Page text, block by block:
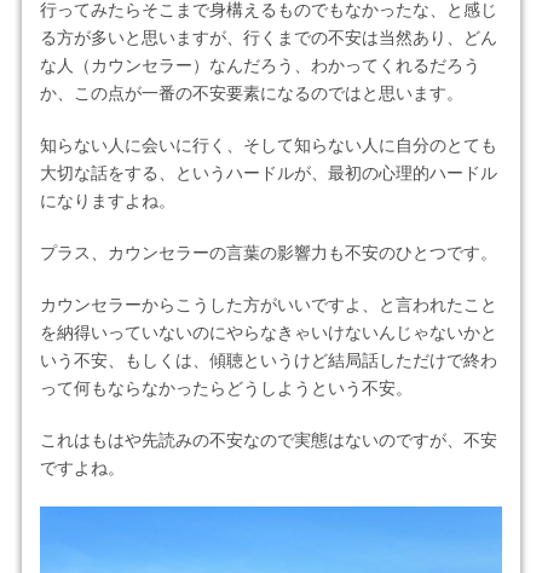
行ってみたらそこまで身構えるものでもなかったな、と感じ
る方が多いと思いますが、行くまでの不安は当然あり、どん
な人（カウンセラー）なんだろう、わかってくれるだろう
か、この点が一番の不安要素になるのではと思います。
知らない人に会いに行く、そして知らない人に自分のとても
大切な話をする、というハードルが、最初の心理的ハードル
になりますよね。
プラス、カウンセラーの言葉の影響力も不安のひとつです。
カウンセラーからこうした方がいいですよ、と言われたこと
を納得いっていないのにやらなきゃいけないんじゃないかと
いう不安、もしくは、傾聴というけど結局話しただけで終わ
って何もならなかったらどうしようという不安。
これはもはや先読みの不安なので実態はないのですが、不安
ですよね。